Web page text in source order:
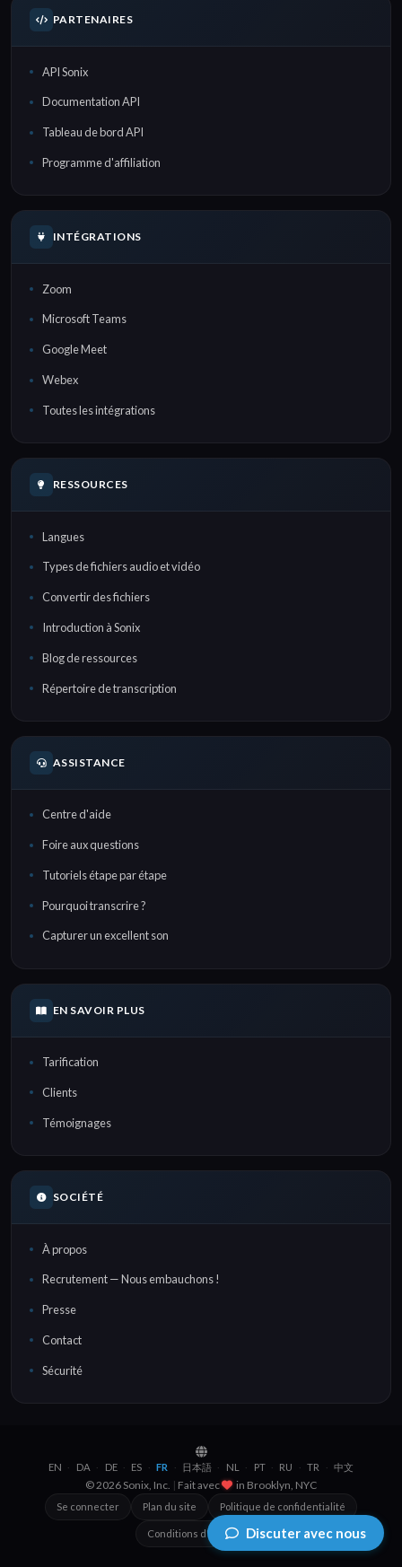
PARTENAIRES
API Sonix
Documentation API
Tableau de bord API
Programme d'affiliation
INTÉGRATIONS
Zoom
Microsoft Teams
Google Meet
Webex
Toutes les intégrations
RESSOURCES
Langues
Types de fichiers audio et vidéo
Convertir des fichiers
Introduction à Sonix
Blog de ressources
Répertoire de transcription
ASSISTANCE
Centre d'aide
Foire aux questions
Tutoriels étape par étape
Pourquoi transcrire ?
Capturer un excellent son
EN SAVOIR PLUS
Tarification
Clients
Témoignages
SOCIÉTÉ
À propos
Recrutement — Nous embauchons !
Presse
Contact
Sécurité
EN · DA · DE · ES · FR · 日本語 · NL · PT · RU · TR · 中文
© 2026 Sonix, Inc. | Fait avec in Brooklyn, NYC
Se connecter Plan du site Politique de confidentialité
Conditions d'utilisationDiscuter avec nous